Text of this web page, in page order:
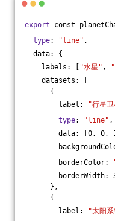
export const
type: "line" ,
data: {
labels: [
"水星" ,
datasets: [
{
label:
"行星
type: "line" ,
data: [0, 0, 1,
borderColor:
borderWidth:
},
{
label:
"太阳